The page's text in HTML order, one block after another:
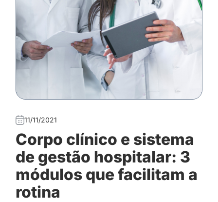
11/11/2021
Corpo clínico e sistema
de gestão hospitalar: 3
módulos que facilitam a
rotina